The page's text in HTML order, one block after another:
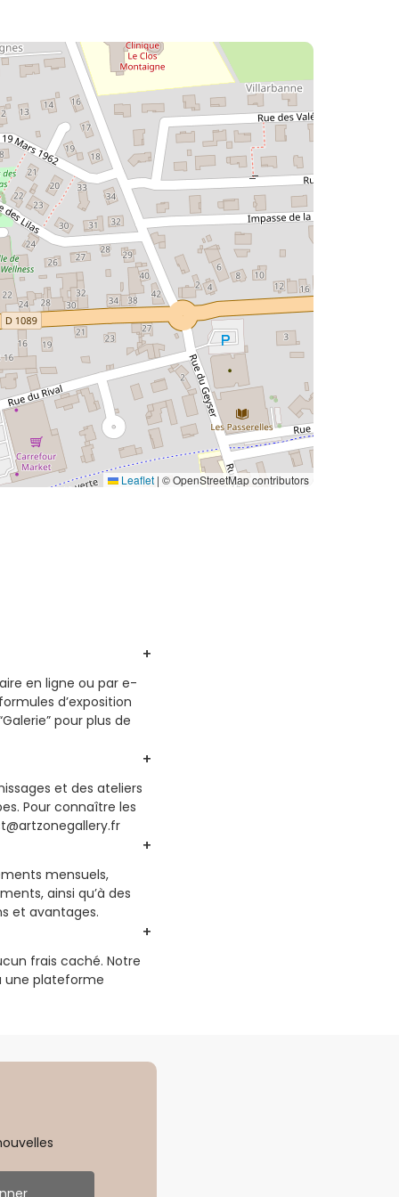
Leaflet | © OpenStreetMap contributors
en ligne ou par e-
d’exposition
pour plus de
et des ateliers
Pour connaître les
mensuels,
ainsi qu’à des
et avantages.
frais caché. Notre
une plateforme